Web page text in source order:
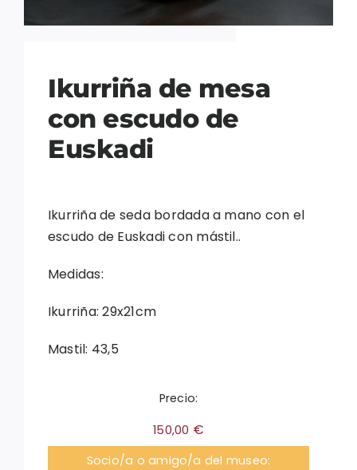
Ikurriña de mesa
con escudo de
Euskadi
Ikurriña de seda bordada a mano con el
escudo de Euskadi con mástil..
Medidas:
Ikurriña: 29x21cm
Mastil: 43,5
Precio:
150,00 €
Socio/a o amigo/a del museo: